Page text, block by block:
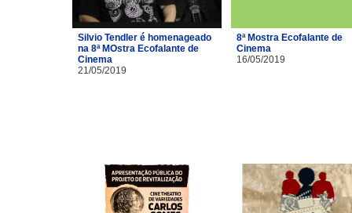
Silvio Tendler é homenageado
na 8ª MOstra Ecofalante de
Cinema
21/05/2019
8ª Mostra Ecofalante de
Cinema
16/05/2019